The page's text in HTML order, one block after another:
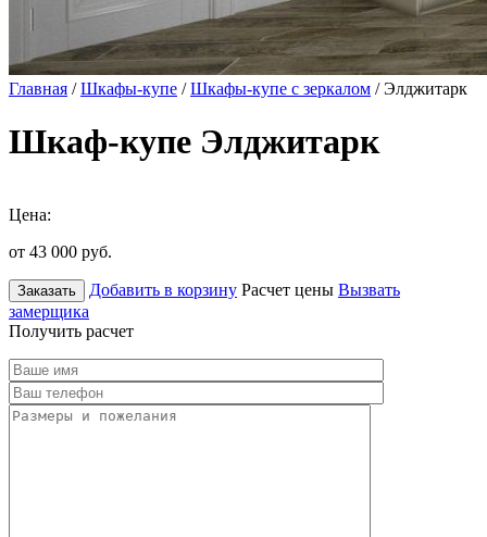
Главная /Шкафы-купе /Шкафы-купе с зеркалом / Элджитарк
Шкаф-купе Элджитарк
Цена:
от 43 000 руб.
Заказать Добавить в корзину Расчет цены Вызвать
замерщика
Получить расчет